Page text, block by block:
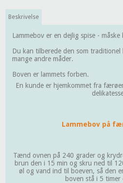
Beskrivelse
Lammebov er en dejlig spise - måske
Du kan tilberede den som traditionel
mange andre måder.
Boven er lammets forben.
En kunde er hjemkommet fra
Lammebov på
Tænd ovnen på 240 grader og
brun den i 15 min og skru ned til
øl og vand ind til boeven, så den
boven stå i 5 timer